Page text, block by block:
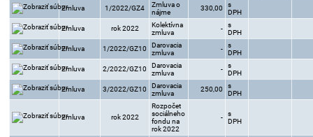
Zmluva 1/2022/GZ4
Zmluva o
nájme
330,00
s
DPH
Zmluva rok 2022
Kolektívna
zmluva
-
s
DPH
Zmluva 1/2022/GZ10
Darovacia
zmluva
-
s
DPH
Zmluva 2/2022/GZ10
Darovacia
zmluva
-
s
DPH
Zmluva 3/2022/GZ10
Darovacia
zmluva
250,00
s
DPH
Zmluva rok 2022
Rozpočet
sociálneho
fondu na
rok 2022
-
s
DPH